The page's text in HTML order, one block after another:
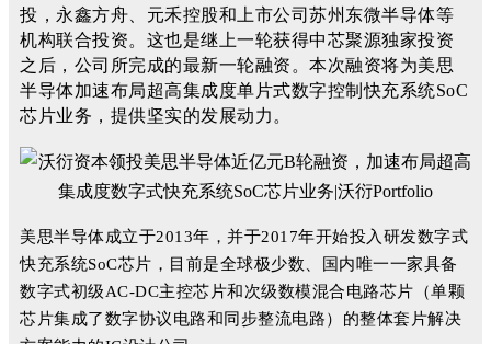
投，永鑫方舟、元禾控股和上市公司苏州东微半导体等
机构联合投资。这也是继上一轮获得中芯聚源独家投资
之后，公司所完成的最新一轮融资。本次融资将为美思
半导体加速布局超高集成度单片式数字控制快充系统SoC
芯片业务，提供坚实的发展动力。
美思半导体成立于2013年，并于2017年开始投入研发数字式
快充系统SoC芯片，目前是全球极少数、国内唯一一家具备
数字式初级AC-DC主控芯片和次级数模混合电路芯片（单颗
芯片集成了数字协议电路和同步整流电路）的整体套片解决